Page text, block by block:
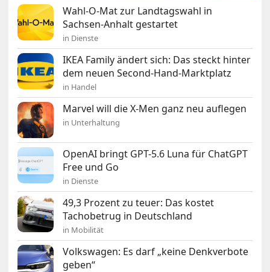
Wahl-O-Mat zur Landtagswahl in
Sachsen-Anhalt gestartet
in Dienste
IKEA Family ändert sich: Das steckt hinter
dem neuen Second-Hand-Marktplatz
in Handel
Marvel will die X-Men ganz neu auflegen
in Unterhaltung
OpenAI bringt GPT-5.6 Luna für ChatGPT
Free und Go
in Dienste
49,3 Prozent zu teuer: Das kostet
Tachobetrug in Deutschland
in Mobilität
Volkswagen: Es darf „keine Denkverbote
geben“